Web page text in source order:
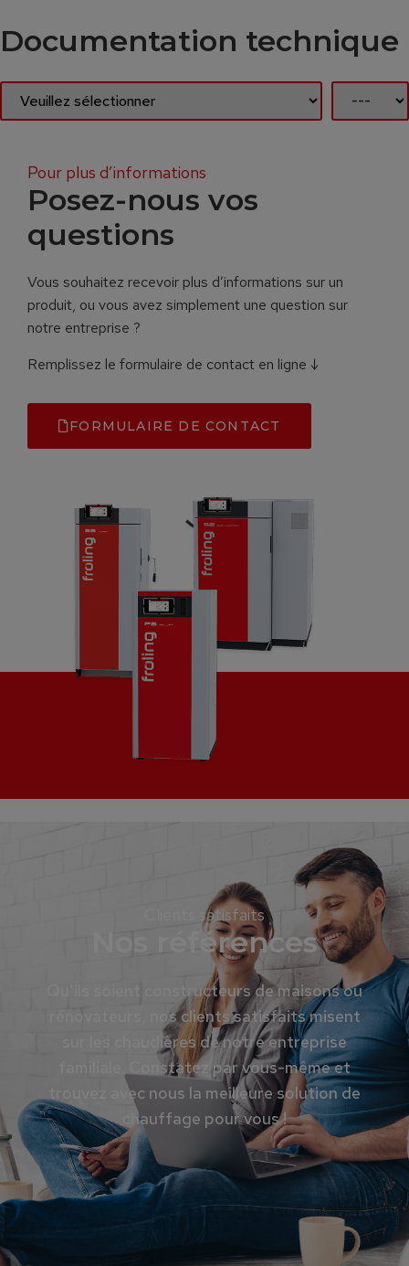
Documentation technique
Pour plus d’informations
Posez-nous vos
questions
Vous souhaitez recevoir plus d’informations sur un
produit, ou vous avez simplement une question sur
notre entreprise ?
Remplissez le formulaire de contact en ligne ↓
FORMULAIRE DE CONTACT
Clients satisfaits
Nos références
Qu’ils soient constructeurs de maisons ou
rénovateurs, nos clients satisfaits misent
sur les chaudières de notre entreprise
familiale. Constatez par vous-même et
trouvez avec nous la meilleure solution de
chauffage pour vous !